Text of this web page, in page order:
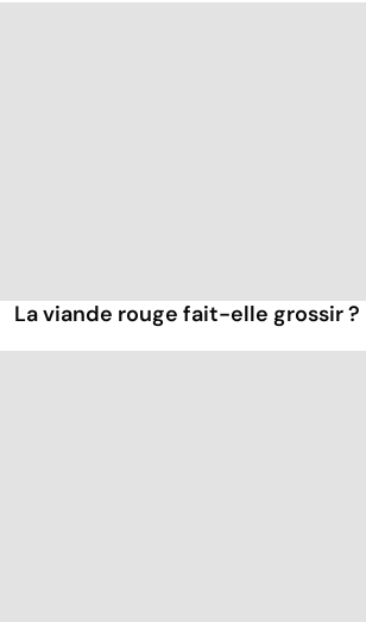
La viande rouge fait-elle grossir ?